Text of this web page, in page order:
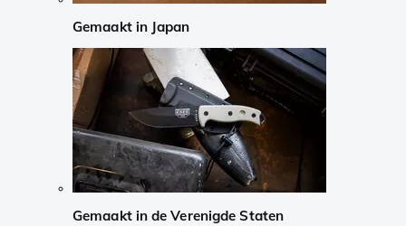
Gemaakt in Japan
Gemaakt in de Verenigde Staten